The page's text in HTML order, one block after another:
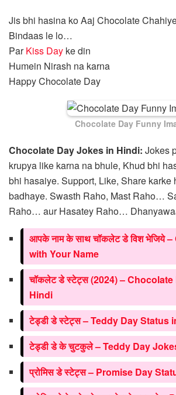
Jis bhi hasina ko Aaj Chocolate
Bindaas le lo…
ParKiss Day ke din
Humein Nirash na karna
Happy Chocolate Day
Chocolate Day Funny
Chocolate Day Jokes in Hindi: Jokes
krupya like karna na bhule, Khud bhi
bhi hasaiye. Support, Like, Share karke
badhaye. Swasth Raho, Mast Raho…
Raho… aur Hasatey Raho…
आपके नाम के साथ चॉकलेट डे विश भेजिये
with Your Name
चॉकलेट डे स्टेट्स (2024) –
Hindi
टेड्डी डे स्टेट्स – Teddy Day Status
टेड्डी डे के चुटकुले – Teddy Day
प्रोमिस डे स्टेट्स – Promise Day